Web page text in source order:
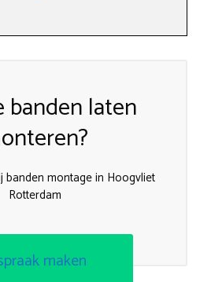
banden laten
banden montage in Hoogvliet
Rotterdam
maken